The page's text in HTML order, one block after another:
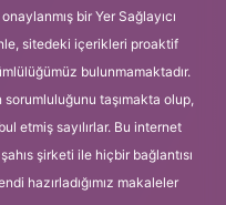
bir Yer Sağlayıcı
sitedeki içerikleri proaktif
bulunmamaktadır.
taşımakta olup,
etmiş sayılırlar. Bu internet
şirketi ile hiçbir bağlantısı
hazırladığımız makaleler